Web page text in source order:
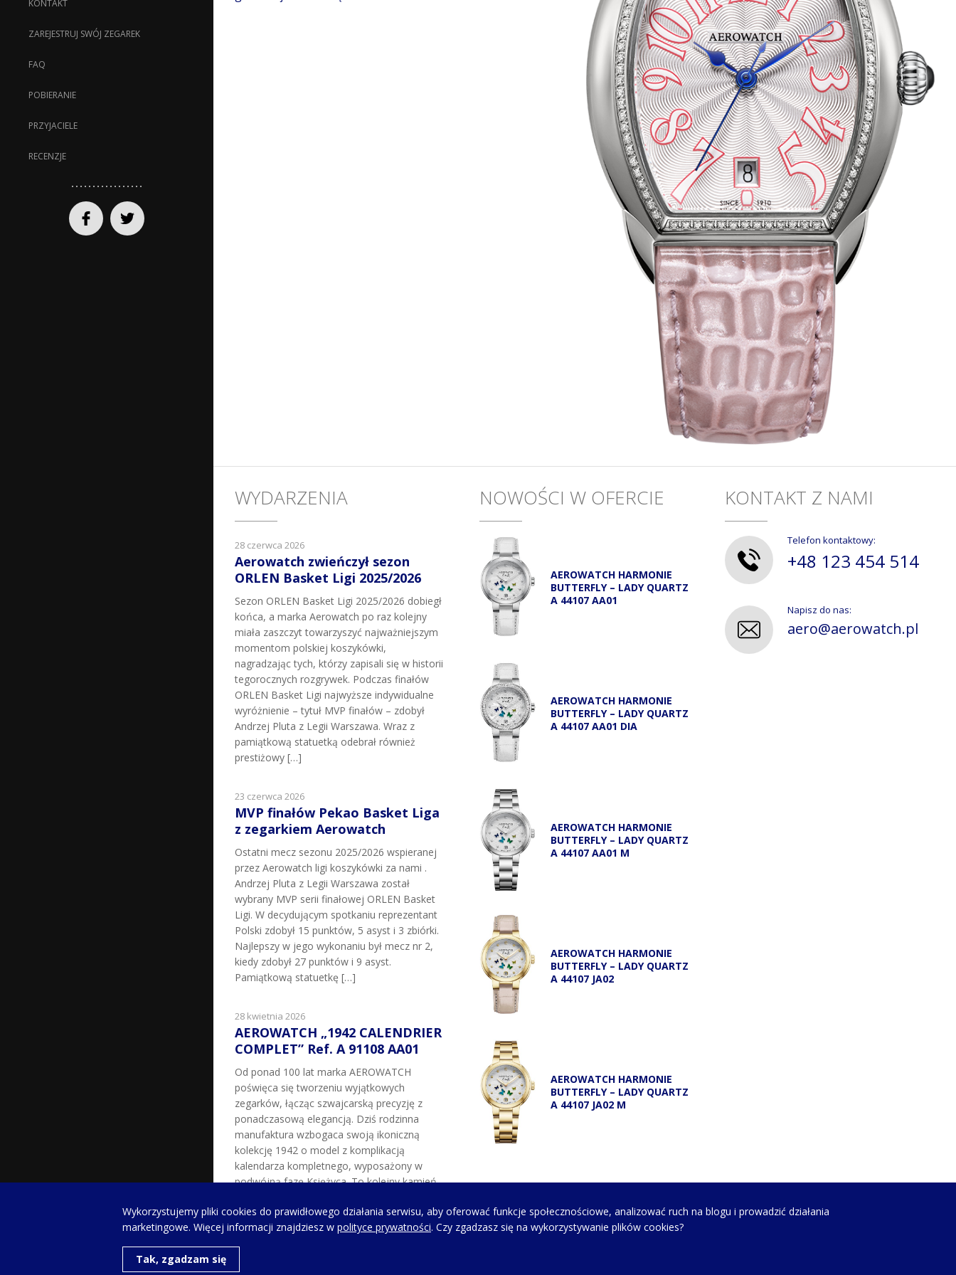
KONTAKT
ZAREJESTRUJ SWÓJ ZEGAREK
FAQ
POBIERANIE
PRZYJACIELE
RECENZJE
WYDARZENIA
28 czerwca 2026
Aerowatch zwieńczył sezon
ORLEN Basket Ligi 2025/2026
Sezon ORLEN Basket Ligi 2025/2026 dobiegł
końca, a marka Aerowatch po raz kolejny
miała zaszczyt towarzyszyć najważniejszym
momentom polskiej koszykówki,
nagradzając tych, którzy zapisali się w historii
tegorocznych rozgrywek. Podczas finałów
ORLEN Basket Ligi najwyższe indywidualne
wyróżnienie – tytuł MVP finałów – zdobył
Andrzej Pluta z Legii Warszawa. Wraz z
pamiątkową statuetką odebrał również
prestiżowy […]
23 czerwca 2026
MVP finałów Pekao Basket Liga
z zegarkiem Aerowatch
Ostatni mecz sezonu 2025/2026 wspieranej
przez Aerowatch ligi koszykówki za nami .
Andrzej Pluta z Legii Warszawa został
wybrany MVP serii finałowej ORLEN Basket
Ligi. W decydującym spotkaniu reprezentant
Polski zdobył 15 punktów, 5 asyst i 3 zbiórki.
Najlepszy w jego wykonaniu był mecz nr 2,
kiedy zdobył 27 punktów i 9 asyst.
Pamiątkową statuetkę […]
28 kwietnia 2026
AEROWATCH „1942 CALENDRIER
COMPLET” Ref. A 91108 AA01
Od ponad 100 lat marka AEROWATCH
poświęca się tworzeniu wyjątkowych
zegarków, łącząc szwajcarską precyzję z
ponadczasową elegancją. Dziś rodzinna
manufaktura wzbogaca swoją ikoniczną
kolekcję 1942 o model z komplikacją
kalendarza kompletnego, wyposażony w
podwójną fazę Księżyca. To kolejny kamień
zegarków z fazą Księżyca, które w latach 80.
XX […]
NOWOŚCI W OFERCIE
AEROWATCH HARMONIE
BUTTERFLY – LADY QUARTZ
A 44107 AA01
AEROWATCH HARMONIE
BUTTERFLY – LADY QUARTZ
A 44107 AA01 DIA
AEROWATCH HARMONIE
BUTTERFLY – LADY QUARTZ
A 44107 AA01 M
AEROWATCH HARMONIE
BUTTERFLY – LADY QUARTZ
A 44107 JA02
AEROWATCH HARMONIE
BUTTERFLY – LADY QUARTZ
A 44107 JA02 M
KONTAKT Z NAMI
Telefon kontaktowy:
+48 123 454 514
Napisz do nas:
aero@aerowatch.pl
Wykorzystujemy pliki cookies do prawidłowego działania serwisu, aby oferować funkcje społecznościowe, analizować ruch na blogu i prowadzić działania
marketingowe. Więcej informacji znajdziesz w polityce prywatności. Czy zgadzasz się na wykorzystywanie plików cookies?
Tak, zgadzam się